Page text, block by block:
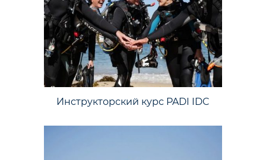
Инструкторский курс PADI IDC